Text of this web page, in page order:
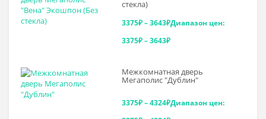
стекла)
3375₽–3643₽Диапазон цен:
3375₽ – 3643₽
Межкомнатная дверь
Мегаполис "Дублин"
3375₽–4324₽Диапазон цен: